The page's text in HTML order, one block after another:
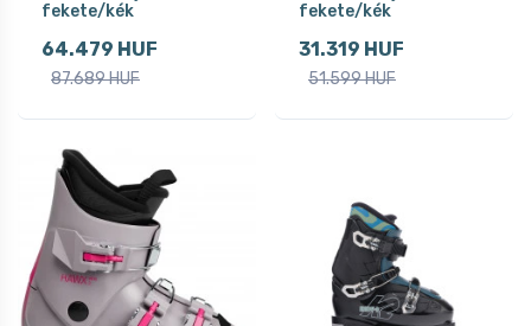
fekete/kék
64.479 HUF
87.689 HUF
fekete/kék
31.319 HUF
51.599 HUF